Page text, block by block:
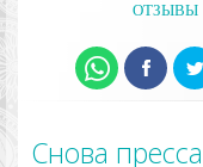
ОТЗЫВЫ
Снова